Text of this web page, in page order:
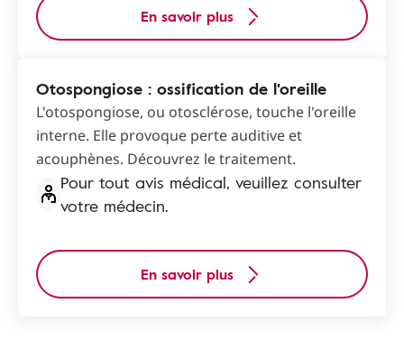
En savoir plus
Otospongiose : ossification de l'oreille
L'otospongiose, ou otosclérose, touche l'oreille
interne. Elle provoque perte auditive et
acouphènes. Découvrez le traitement.
Pour tout avis médical, veuillez consulter
votre médecin.
En savoir plus